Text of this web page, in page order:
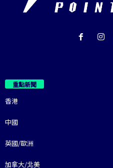
重點新聞
香港
中國
英國/歐洲
加拿大/北美